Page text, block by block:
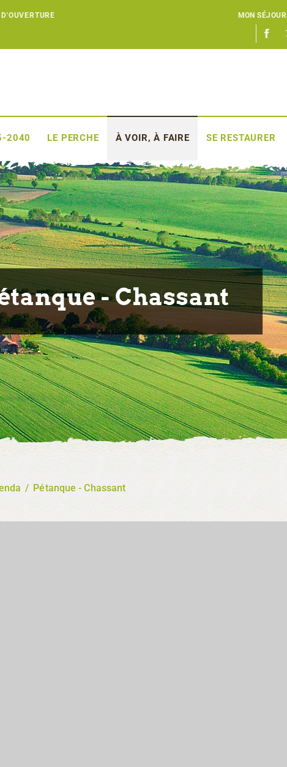
MON SÉJOUR
2040 LE PERCHE À VOIR, À FAIRE SE RESTAURER
- Chassant
/ Pétanque - Chassant